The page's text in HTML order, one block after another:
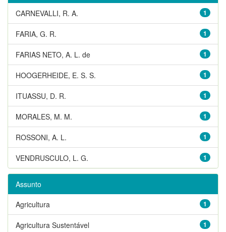
1
CARNEVALLI, R. A.
1
FARIA, G. R.
1
FARIAS NETO, A. L. de
1
HOOGERHEIDE, E. S. S.
1
ITUASSU, D. R.
1
MORALES, M. M.
1
ROSSONI, A. L.
1
VENDRUSCULO, L. G.
Assunto
1
Agricultura
1
Agricultura Sustentável